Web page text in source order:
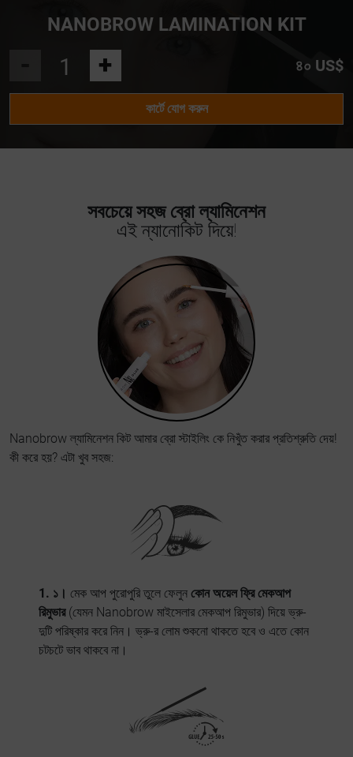
NANOBROW LAMINATION KIT
+ ৪০ US$
কার্টে যোগ করুন
সবচেয়ে সহজ ব্রো ল্যামিনেশন
এই ন্যানোকিট দিয়ে!
Nanobrow ল্যামিনেশন কিট আমার ব্রো স্টাইলিং কে নিখুঁত করার প্রতিশ্রুতি দেয়!
কী করে হয়? এটা খুব সহজ:
1. ১। মেক আপ পুরোপুরি তুলে ফেলুন কোন অয়েল ফ্রি মেকআপ
রিমুভার(যেমন Nanobrow মাইসেলার মেকআপ রিমুভার) দিয়ে ভ্রু-
দুটি পরিষ্কার করে নিন। ভ্রু-র লোম শুকনো থাকতে হবে ও এতে কোন
চটচটে ভাব থাকবে না।